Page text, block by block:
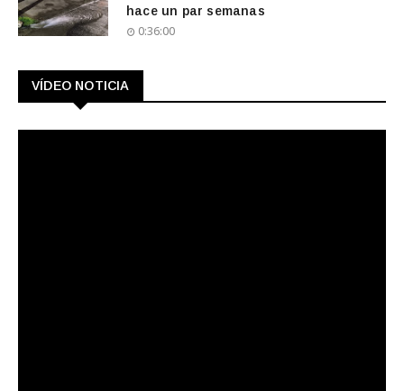
hace un par semanas
0:36:00
VÍDEO NOTICIA